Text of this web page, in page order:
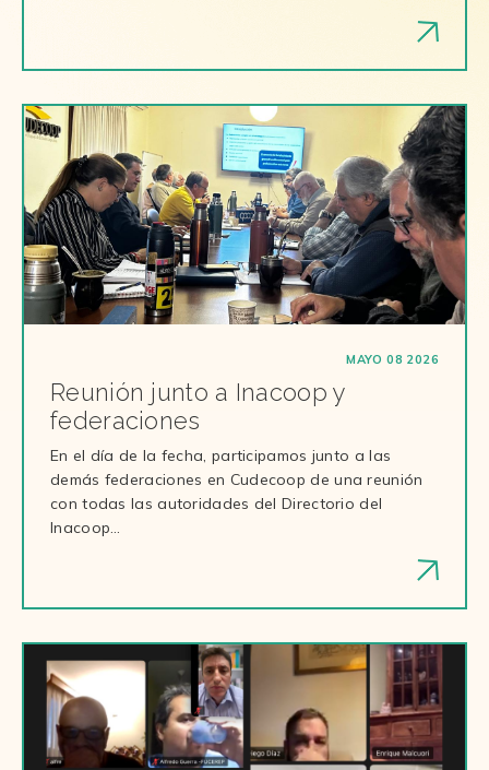
MAYO 08 2026
Reunión junto a Inacoop y
federaciones
En el día de la fecha, participamos junto a las
demás federaciones en Cudecoop de una reunión
con todas las autoridades del Directorio del
Inacoop…